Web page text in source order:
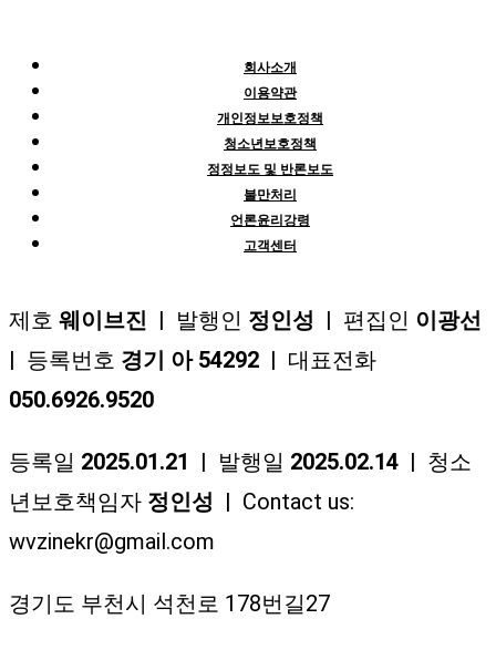
회사소개
이용약관
개인정보보호정책
청소년보호정책
정정보도 및 반론보도
불만처리
언론윤리강령
고객센터
제호 웨이브진 | 발행인 정인성 | 편집인 이광선
| 등록번호 경기 아 54292 | 대표전화
050.6926.9520
등록일 2025.01.21 | 발행일 2025.02.14 | 청소
년보호책임자 정인성 | Contact us:
wvzinekr@gmail.com
경기도 부천시 석천로 178번길27